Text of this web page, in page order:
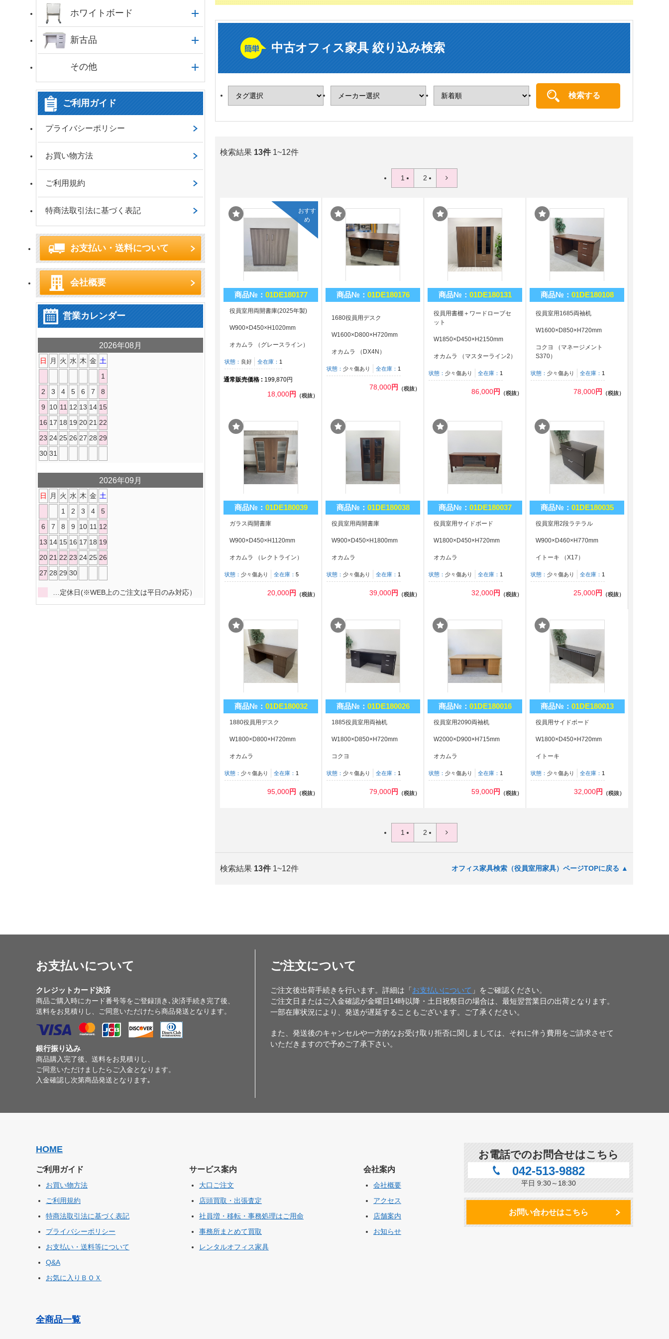
ホワイトボード
新古品
その他
ご利用ガイド
プライバシーポリシー
お買い物方法
ご利用規約
特商法取引法に基づく表記
お支払い・送料について
会社概要
営業カレンダー
2026年08月
日 月 火 水 木 金 土
1
2
3 4 5 6 7
8
9
10 11 12 13 14 15
16 17 18 19 20 21 22
23 24 25 26 27 28 29
30 31
2026年09月
日 月 火 水 木 金 土
1
2 3 4
5
6
7 8 9 10 11 12
13 14 15 16 17 18 19
20 21 22 23 24 25 26
27 28 29 30
…定休日(※WEB上のご注文は平日のみ対応）
中古オフィス家具 絞り込み検索
検索結果 13件1~12件
1 2
商品№： 01DE180177
おすす
め
役員室用両開書庫(2025年製)
W900×D450×H1020mm
オカムラ （グレースライン）
状態： 良好 全在庫： 1
通常販売価格 : 199,870円
18,000円 （税抜）
商品№： 01DE180176
1680役員用デスク
W1600×D800×H720mm
オカムラ （DX4N）
状態： 少々傷あり 全在庫： 1
78,000円 （税抜）
商品№： 01DE180131
役員用書棚＋ワードローブセ
ット
W1850×D450×H2150mm
オカムラ （マスターライン2）
状態： 少々傷あり 全在庫： 1
86,000円 （税抜）
商品№： 01DE180108
役員室用1685両袖机
W1600×D850×H720mm
コクヨ （マネージメント
S370）
状態： 少々傷あり 全在庫： 1
78,000円 （税抜）
商品№： 01DE180039
ガラス両開書庫
W900×D450×H1120mm
オカムラ （レクトライン）
状態： 少々傷あり 全在庫： 5
20,000円 （税抜）
商品№： 01DE180038
役員室用両開書庫
W900×D450×H1800mm
オカムラ
状態： 少々傷あり 全在庫： 1
39,000円 （税抜）
商品№： 01DE180037
役員室用サイドボード
W1800×D450×H720mm
オカムラ
状態： 少々傷あり 全在庫： 1
32,000円 （税抜）
商品№： 01DE180035
役員室用2段ラテラル
W900×D460×H770mm
イトーキ （X17）
状態： 少々傷あり 全在庫： 1
25,000円 （税抜）
商品№： 01DE180032
1880役員用デスク
W1800×D800×H720mm
オカムラ
状態： 少々傷あり 全在庫： 1
95,000円 （税抜）
商品№： 01DE180026
1885役員室用両袖机
W1800×D850×H720mm
コクヨ
状態： 少々傷あり 全在庫： 1
79,000円 （税抜）
商品№： 01DE180016
役員室用2090両袖机
W2000×D900×H715mm
オカムラ
状態： 少々傷あり 全在庫： 1
59,000円 （税抜）
商品№： 01DE180013
役員用サイドボード
W1800×D450×H720mm
イトーキ
状態： 少々傷あり 全在庫： 1
32,000円 （税抜）
1 2
検索結果 13件1~12件 オフィス家具検索（役員室用家具）ページTOPに戻る ▲
お支払いについて
クレジットカード決済
商品ご購入時にカード番号等をご登録頂き､決済手続き完了後、
送料をお見積りし、ご同意いただけたら商品発送となります。
銀行振り込み
商品購入完了後、送料をお見積りし、
ご同意いただけましたらご入金となります。
入金確認し次第商品発送となります｡
ご注文について
ご注文後出荷手続きを行います。詳細は「お支払いについて 」をご確認ください。
ご注文日またはご入金確認が金曜日14時以降・土日祝祭日の場合は、最短翌営業日の出荷となります。
一部在庫状況により、発送が遅延することもございます。ご了承ください。
また、発送後のキャンセルや一方的なお受け取り拒否に関しましては、それに伴う費用をご請求させて
いただきますので予めご了承下さい。
HOME
ご利用ガイド
お買い物方法
ご利用規約
特商法取引法に基づく表記
プライバシーポリシー
お支払い・送料等について
Q&A
お気に入りＢＯＸ
サービス案内
大口ご注文
店頭買取・出張査定
社員増・移転・事務処理はご用命
事務所まとめて買取
レンタルオフィス家具
会社案内
会社概要
アクセス
店舗案内
お知らせ
お電話でのお問合せはこちら
042-513-9882
平日 9:30～18:30
お問い合わせはこちら
全商品一覧